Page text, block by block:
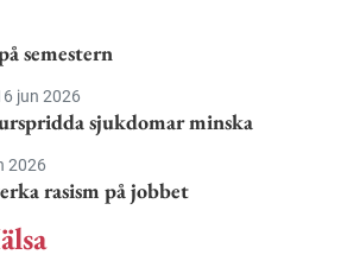
semestern
jun 2026
sjukdomar minska
2026
rasism på jobbet